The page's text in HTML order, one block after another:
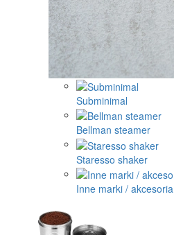
Subminimal
Bellman steamer
Staresso shaker
Inne marki / akcesoria